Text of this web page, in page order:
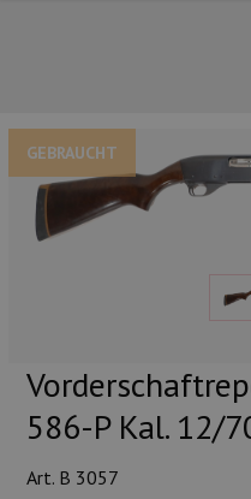
GEBRAUCHT
586-P Kal. 12/
Art. B 3057
UNSERE TOP-MARKEN